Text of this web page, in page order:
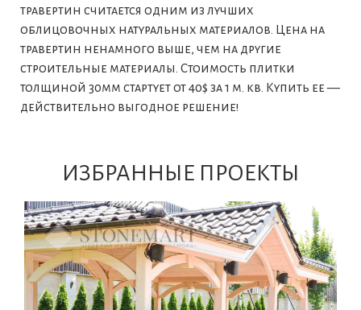
травертин считается одним из лучших
облицовочных натуральных материалов. Цена на
травертин ненамного выше, чем на другие
строительные материалы. Стоимость плитки
толщиной 30мм стартует от 40$ за 1 м. кв. Купить ее —
действительно выгодное решение!
ИЗБРАННЫЕ ПРОЕКТЫ